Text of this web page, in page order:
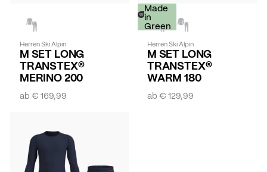
Herren Ski Alpin
M SET LONG
TRANSTEX®
MERINO 200
ab€ 169,99
Made
in
Green
Herren Ski Alpin
M SET LONG
TRANSTEX®
WARM 180
ab€ 129,99